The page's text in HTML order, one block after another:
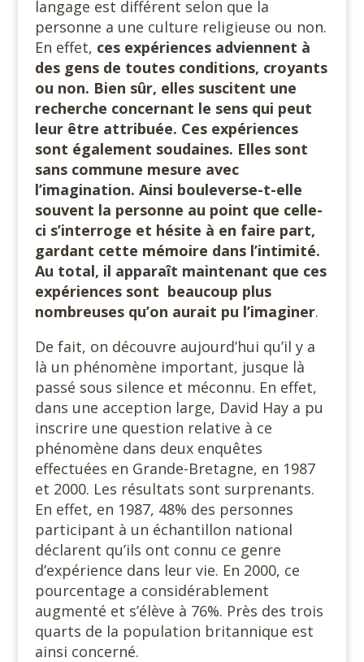
langage est différent selon que la
personne a une culture religieuse ou non.
En effet, ces expériences adviennent à
des gens de toutes conditions, croyants
ou non. Bien sûr, elles suscitent une
recherche concernant le sens qui peut
leur être attribuée. Ces expériences
sont également soudaines. Elles sont
sans commune mesure avec
l’imagination. Ainsi bouleverse-t-elle
souvent la personne au point que celle-
ci s’interroge et hésite à en faire part,
gardant cette mémoire dans l’intimité.
Au total, il apparaît maintenant que ces
expériences sont beaucoup plus
nombreuses qu’on aurait pu l’imaginer.
De fait, on découvre aujourd’hui qu’il y a
là un phénomène important, jusque là
passé sous silence et méconnu. En effet,
dans une acception large, David Hay a pu
inscrire une question relative à ce
phénomène dans deux enquêtes
effectuées en Grande-Bretagne, en 1987
et 2000. Les résultats sont surprenants.
En effet, en 1987, 48% des personnes
participant à un échantillon national
déclarent qu’ils ont connu ce genre
d’expérience dans leur vie. En 2000, ce
pourcentage a considérablement
augmenté et s’élève à 76%. Près des trois
quarts de la population britannique est
ainsi concerné.